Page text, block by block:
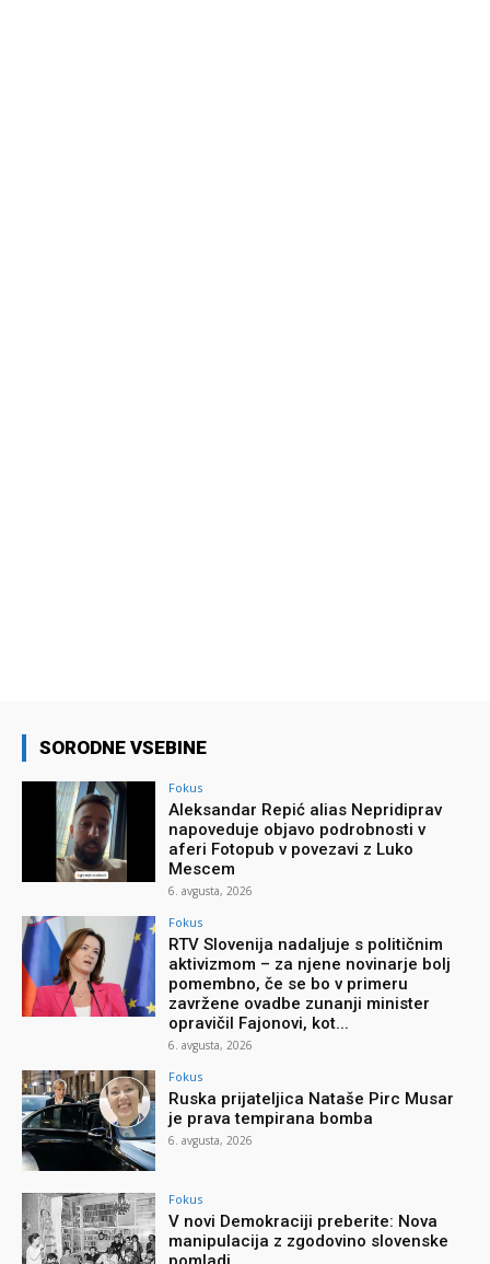
SORODNE VSEBINE
Fokus
Aleksandar Repić alias Nepridiprav
napoveduje objavo podrobnosti v
aferi Fotopub v povezavi z Luko
Mescem
6. avgusta, 2026
Fokus
RTV Slovenija nadaljuje s političnim
aktivizmom – za njene novinarje bolj
pomembno, če se bo v primeru
zavržene ovadbe zunanji minister
opravičil Fajonovi, kot...
6. avgusta, 2026
Fokus
Ruska prijateljica Nataše Pirc Musar
je prava tempirana bomba
6. avgusta, 2026
Fokus
V novi Demokraciji preberite: Nova
manipulacija z zgodovino slovenske